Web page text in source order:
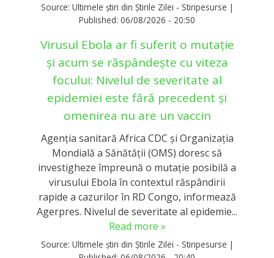
Source: Ultimele știri din Știrile Zilei - Stiripesurse |
Published: 06/08/2026 - 20:50
Virusul Ebola ar fi suferit o mutație
și acum se răspândește cu viteza
focului: Nivelul de severitate al
epidemiei este fără precedent și
omenirea nu are un vaccin
Agenţia sanitară Africa CDC şi Organizaţia
Mondială a Sănătăţii (OMS) doresc să
investigheze împreună o mutaţie posibilă a
virusului Ebola în contextul răspândirii
rapide a cazurilor în RD Congo, informează
Agerpres. Nivelul de severitate al epidemie...
Read more »
Source: Ultimele știri din Știrile Zilei - Stiripesurse |